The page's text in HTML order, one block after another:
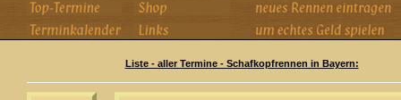
Liste - aller Termine - Schafkopfrennen in Bayern: